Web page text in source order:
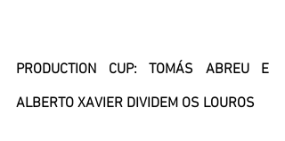
PRODUCTION CUP: TOMÁS ABREU E
ALBERTO XAVIER DIVIDEM OS LOUROS